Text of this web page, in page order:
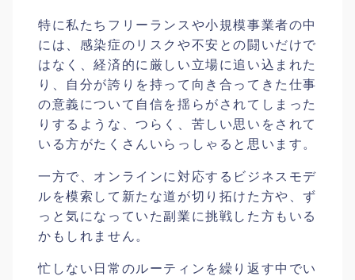
特に私たちフリーランスや小規模事業者の中
には、感染症のリスクや不安との闘いだけで
はなく、経済的に厳しい立場に追い込まれた
り、自分が誇りを持って向き合ってきた仕事
の意義について自信を揺らがされてしまった
りするような、つらく、苦しい思いをされて
いる方がたくさんいらっしゃると思います。
一方で、オンラインに対応するビジネスモデ
ルを模索して新たな道が切り拓けた方や、ず
っと気になっていた副業に挑戦した方もいる
かもしれません。
忙しない日常のルーティンを繰り返す中でい